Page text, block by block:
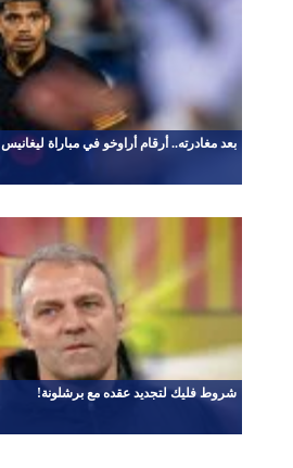
بعد مغادرته.. أرقام أراوخو في مباراة ليغانيس
شروط فليك لتجديد عقده مع برشلونة!